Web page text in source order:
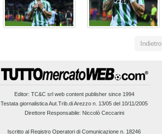
Indietro
Editor: TC&C srlweb content publisher since 1994
Testata giornalistica Aut.Trib.di Arezzo n. 13/05 del 10/11/2005
Direttore Responsabile: Niccolò Ceccarini
Iscritto al Registro Operatori di Comunicazione n. 18246